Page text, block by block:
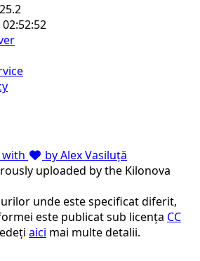
02:52:52
by Alex Vasiluță
uploaded by the Kilonova
unde este specificat diferit,
este publicat sub licența CC
aici mai multe detalii.